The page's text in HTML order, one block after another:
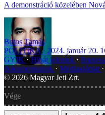
A demonstráció közelében
Botos Tamás
POLITIKA
2024. január 20.
GYIK Hibát jelentek
dokumentumok
Médiaajánlat
© 2026 Magyar Jeti Zrt.
Vége